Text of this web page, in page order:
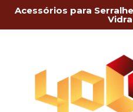
Acessórios para